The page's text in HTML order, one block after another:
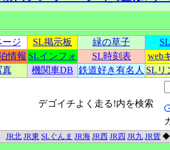
ージ SL掲示板 緑の草子
情報 SLインフォ SL時刻表
web
真
機関車DB 鉄道好き有名人 SLリ
デゴイチよく走る!内を検索
JR北 JR東 SLぐんま JR海 JR西 JR四 JR九 JR貨